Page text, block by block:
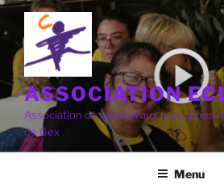
Aller
au
contenu
principal
ASSOCIATION
Association de soutien aux personnes
de Gex
Menu